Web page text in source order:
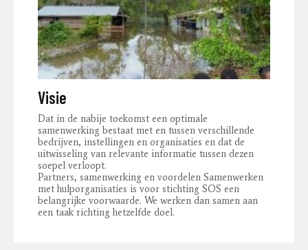
Visie
Dat in de nabije toekomst een optimale
samenwerking bestaat met en tussen verschillende
bedrijven, instellingen en organisaties en dat de
uitwisseling van relevante informatie tussen dezen
soepel verloopt.
Partners, samenwerking en voordelen Samenwerken
met hulporganisaties is voor stichting SOS een
belangrijke voorwaarde. We werken dan samen aan
een taak richting hetzelfde doel.